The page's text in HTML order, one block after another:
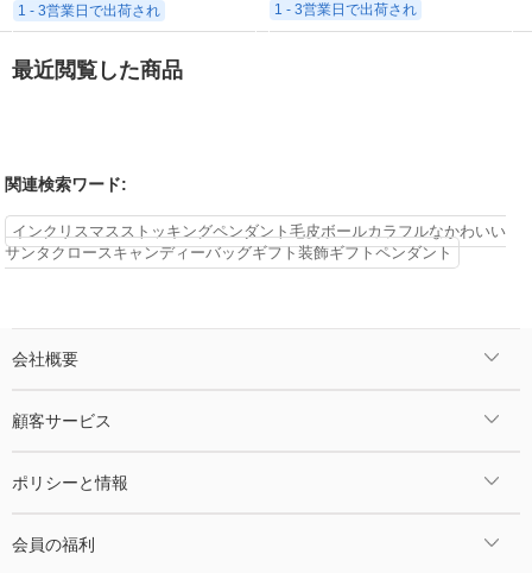
1 - 3営業日で出荷され 1 - 3営業日で出荷され
最近閲覧した商品
関連検索ワード:
インクリスマスストッキングペンダント毛皮ボールカラフルなかわいい
サンタクロースキャンディーバッグギフト装飾ギフトペンダント
会社概要
顧客サービス
ポリシーと情報
会員の福利